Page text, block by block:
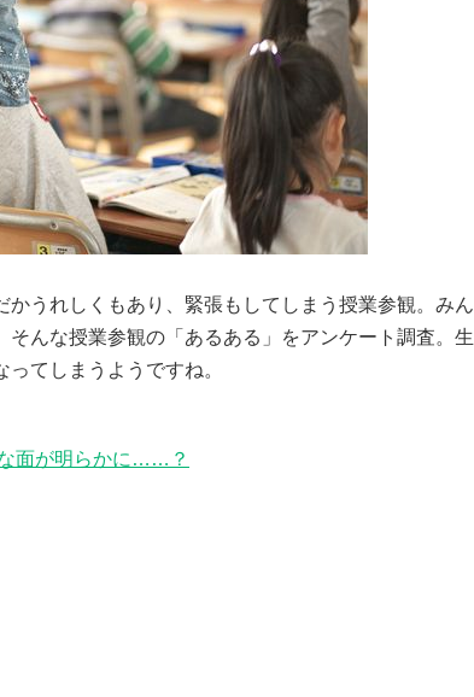
うれしくもあり、緊張もしてしまう授業参観。みん
んな授業参観の「あるある」をアンケート調査。生
てしまうようですね。
面が明らかに……？